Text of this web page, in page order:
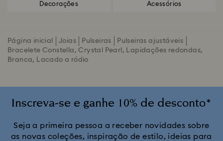
Decorações Acessórios
Página inicial Joias Pulseiras
Pulseiras ajustáveis
Bracelete Constella, Crystal Pearl, Lapidações redondas,
Branca, Lacado a ródio
Inscreva-se e ganhe 10% de desconto*
Seja a primeira pessoa a receber novidades sobre
as novas coleções, inspiração de estilo, ideias para